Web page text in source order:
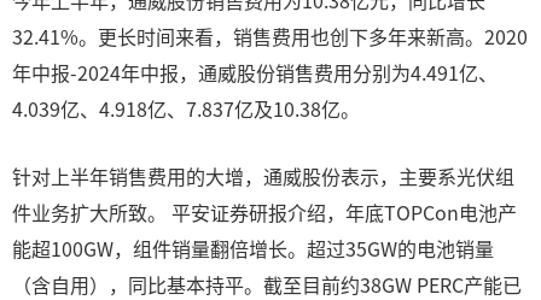
32.41%。更长时间来看，销售费用也创下多年来新高。2020
年中报-2024年中报，通威股份销售费用分别为4.491亿、
4.039亿、4.918亿、7.837亿及10.38亿。
针对上半年销售费用的大增，通威股份表示，主要系光伏组
件业务扩大所致。 平安证券研报介绍，年底TOPCon电池产
能超100GW，组件销量翻倍增长。超过35GW的电池销量
（含自用），同比基本持平。截至目前约38GW PERC产能已